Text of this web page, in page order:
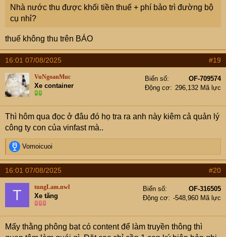
Nhà nước thu được khối tiền thuế + phí bảo trì đường bộ
cụ nhỉ?
thuế không thu trên BÁO
16:01 07/08/2025 #19
VuNgoanMuc
Xe container
Biển số
OF-709574
Động cơ
296,132 Mã lực
Thì hôm qua đọc ở đâu đó họ tra ra anh này kiêm cả quản lý
công ty con của vinfast mà..
R
e
a
c
t
n
s
:
Vomoicuoi
16:01 07/08/2025 #20
T tungLam.nwl
Xe tăng
Biển số
OF-316505
Động cơ
-548,960 Mã lực
Mấy thằng phông bạt có content để làm truyền thông thì